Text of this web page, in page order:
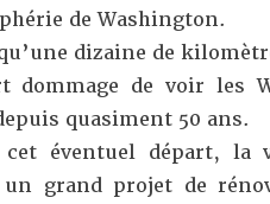
de Washington.
dizaine de
dommage de voir les
quasiment 50 ans.
éventuel départ, la
un grand projet de